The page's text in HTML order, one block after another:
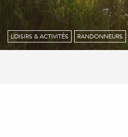
LOISIRS & ACTIVITÉS RANDONNEURS